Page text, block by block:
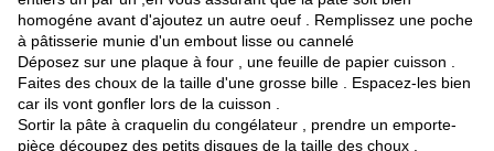
homogéne avant d'ajoutez un autre oeuf . Remplissez une poche
à pâtisserie munie d'un embout lisse ou cannelé
Déposez sur une plaque à four , une feuille de papier cuisson .
Faites des choux de la taille d'une grosse bille . Espacez-les bien
car ils vont gonfler lors de la cuisson .
Sortir la pâte à craquelin du congélateur , prendre un emporte-
pièce découpez des petits disques de la taille des choux .